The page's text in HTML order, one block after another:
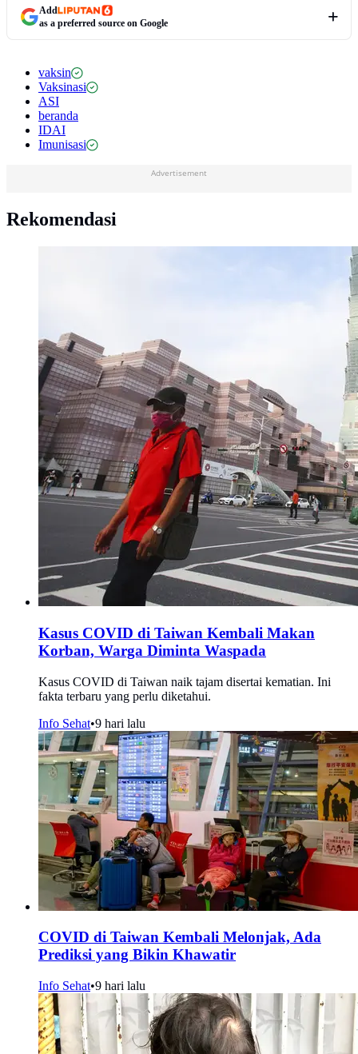
Add
as a preferred source on Google
vaksin
Vaksinasi
ASI
beranda
IDAI
Imunisasi
Advertisement
Rekomendasi
Kasus COVID di Taiwan Kembali Makan
Korban, Warga Diminta Waspada
Kasus COVID di Taiwan naik tajam disertai kematian. Ini
fakta terbaru yang perlu diketahui.
Info Sehat•9 hari lalu
COVID di Taiwan Kembali Melonjak, Ada
Prediksi yang Bikin Khawatir
Info Sehat•9 hari lalu